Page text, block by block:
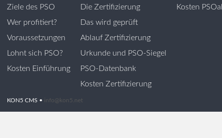
Ziele des PSO
Wer profitiert?
Voraussetzungen
Lohnt sich PSO?
Kosten Einführung
Die Zertifizierung
Das wird geprüft
Ablauf Zertifizierung
Urkunde und PSO-Siegel
PSO-Datenbank
Kosten Zertifizierung
Kosten
KON5 CMS • info@kon5.net